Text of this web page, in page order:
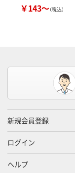
￥143～（税込）
新規会員登録
ログイン
ヘルプ